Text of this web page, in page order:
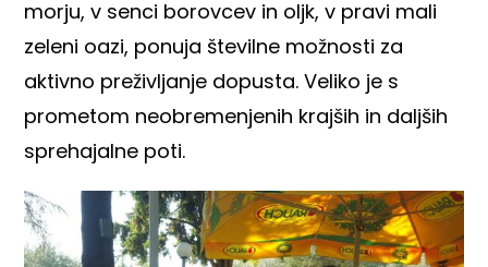
morju, v senci borovcev in oljk, v pravi mali
zeleni oazi, ponuja številne možnosti za
aktivno preživljanje dopusta. Veliko je s
prometom neobremenjenih krajših in daljših
sprehajalne poti.